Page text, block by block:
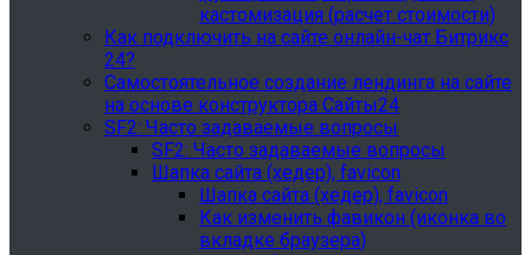
кастомизация (расчет стоимости)
Как подключить на сайте онлайн-чат Битрикс
24?
Самостоятельное создание лендинга на сайте
на основе конструктора Сайты24
SF2: Часто задаваемые вопросы
SF2: Часто задаваемые вопросы
Шапка сайта (хедер), favicon
Шапка сайта (хедер), favicon
Как изменить фавикон (иконка во
вкладке браузера)